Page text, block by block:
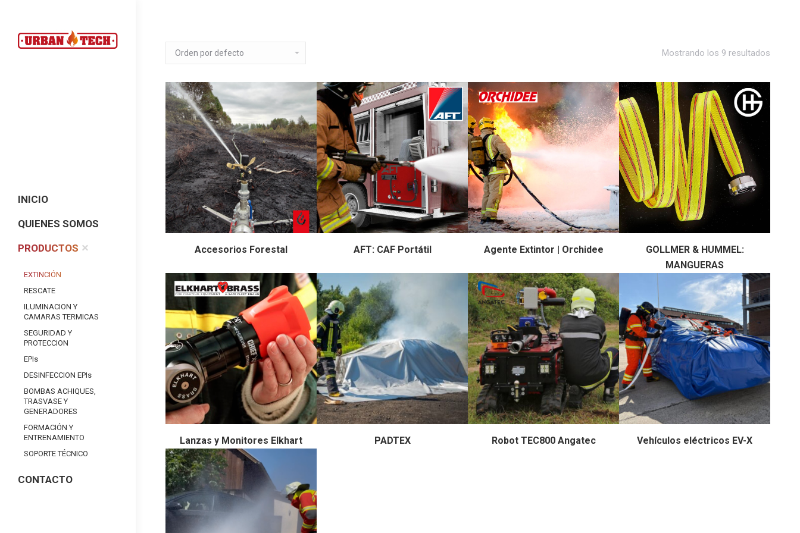
INICIO
QUIENES SOMOS
PRODUCTOS
EXTINCIÓN
RESCATE
ILUMINACION Y
CAMARAS TERMICAS
SEGURIDAD Y
PROTECCION
EPIs
DESINFECCION EPIs
BOMBAS ACHIQUES,
TRASVASE Y
GENERADORES
FORMACIÓN Y
ENTRENAMIENTO
SOPORTE TÉCNICO
CONTACTO
Mostrando los 9 resultados
Accesorios Forestal AFT: CAF Portátil Agente Extintor | Orchidee
GOLLMER & HUMMEL:
MANGUERAS
Lanzas y Monitores Elkhart PADTEX Robot TEC800 Angatec Vehículos eléctricos EV-X